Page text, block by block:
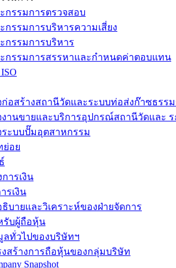
กรรมการตรวจสอบ
กรรมการบริหารความเสี่ยง
กรรมการบริหาร
กรรมการสรรหาและกำหนดค่าตอบแทน
อสร้างสถานีวัดและระบบท่อส่งก๊าซธรร
านขายและบริการอุปกรณ์สถานีวัดและ
ะบบปั๊มอุตสาหกรรม
ย่อย
ารเงิน
รเงิน
บายและวิเคราะห์ของฝ่ายจัดการ
รับผู้ถือหุ้น
ลทั่วไปของบริษัทฯ
งสร้างการถือหุ้นของกลุ่มบริษัท
Snapshot